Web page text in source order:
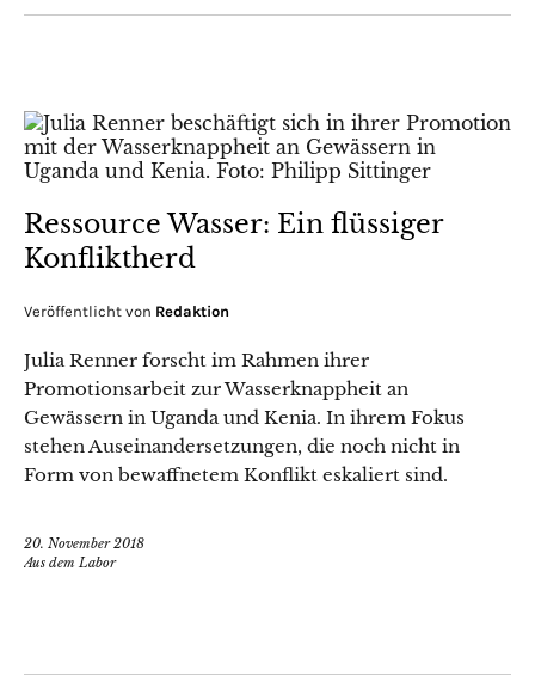
Ressource Wasser: Ein flüssiger
Konfliktherd
Veröffentlicht von Redaktion
Julia Renner forscht im Rahmen ihrer
Promotionsarbeit zur Wasserknappheit an
Gewässern in Uganda und Kenia. In ihrem Fokus
stehen Auseinandersetzungen, die noch nicht in
Form von bewaffnetem Konflikt eskaliert sind.
20. November 2018
Aus dem Labor